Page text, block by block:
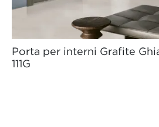
Porta per interni Grafite
111G